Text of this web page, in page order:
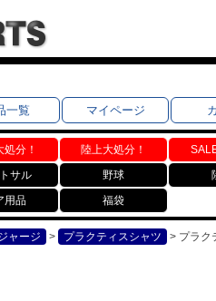
一覧 マイページ
分！ 陸上大処分！
サル 野球
用品 福袋
ャージ プラクティスシャツ プラク